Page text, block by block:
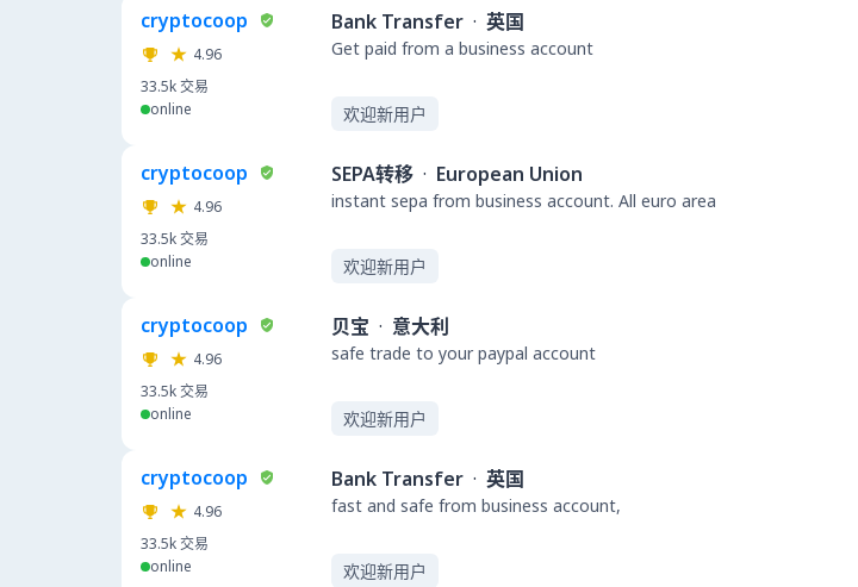
cryptocoop
4.96
33.5k交易
online
Bank Transfer · 英国
Get paid from a business account
欢迎新用户
cryptocoop
4.96
33.5k交易
online
SEPA转移 · European Union
instant sepa from business account. All euro area
欢迎新用户
cryptocoop
4.96
33.5k交易
online
贝宝 · 意大利
safe trade to your paypal account
欢迎新用户
cryptocoop
4.96
33.5k交易
online
Bank Transfer · 英国
fast and safe from business account,
欢迎新用户